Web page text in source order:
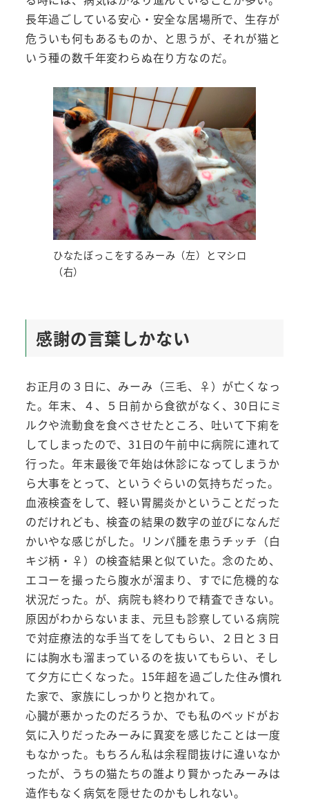
長年過ごしている安心・安全な居場所で、生存が
危ういも何もあるものか、と思うが、それが猫と
いう種の数千年変わらぬ在り方なのだ。
ひなたぼっこをするみーみ（左）とマシロ
（右）
感謝の言葉しかない
お正月の３日に、みーみ（三毛、♀）が亡くなっ
た。年末、４、５日前から食欲がなく、30日にミ
ルクや流動食を食べさせたところ、吐いて下痢を
してしまったので、31日の午前中に病院に連れて
行った。年末最後で年始は休診になってしまうか
ら大事をとって、というぐらいの気持ちだった。
血液検査をして、軽い胃腸炎かということだった
のだけれども、検査の結果の数字の並びになんだ
かいやな感じがした。リンパ腫を患うチッチ（白
キジ柄・♀）の検査結果と似ていた。念のため、
エコーを撮ったら腹水が溜まり、すでに危機的な
状況だった。が、病院も終わりで精査できない。
原因がわからないまま、元旦も診察している病院
で対症療法的な手当てをしてもらい、２日と３日
には胸水も溜まっているのを抜いてもらい、そし
て夕方に亡くなった。15年超を過ごした住み慣れ
た家で、家族にしっかりと抱かれて。
心臓が悪かったのだろうか、でも私のベッドがお
気に入りだったみーみに異変を感じたことは一度
もなかった。もちろん私は余程間抜けに違いなか
ったが、うちの猫たちの誰より賢かったみーみは
造作もなく病気を隠せたのかもしれない。